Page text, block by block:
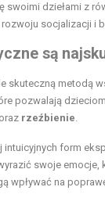
swoimi dziełami z
socjalizacji i
są
skuteczną metodą
pozwalają
oraz rzeźbienie.
intuicyjnych form
swoje
wpływać na